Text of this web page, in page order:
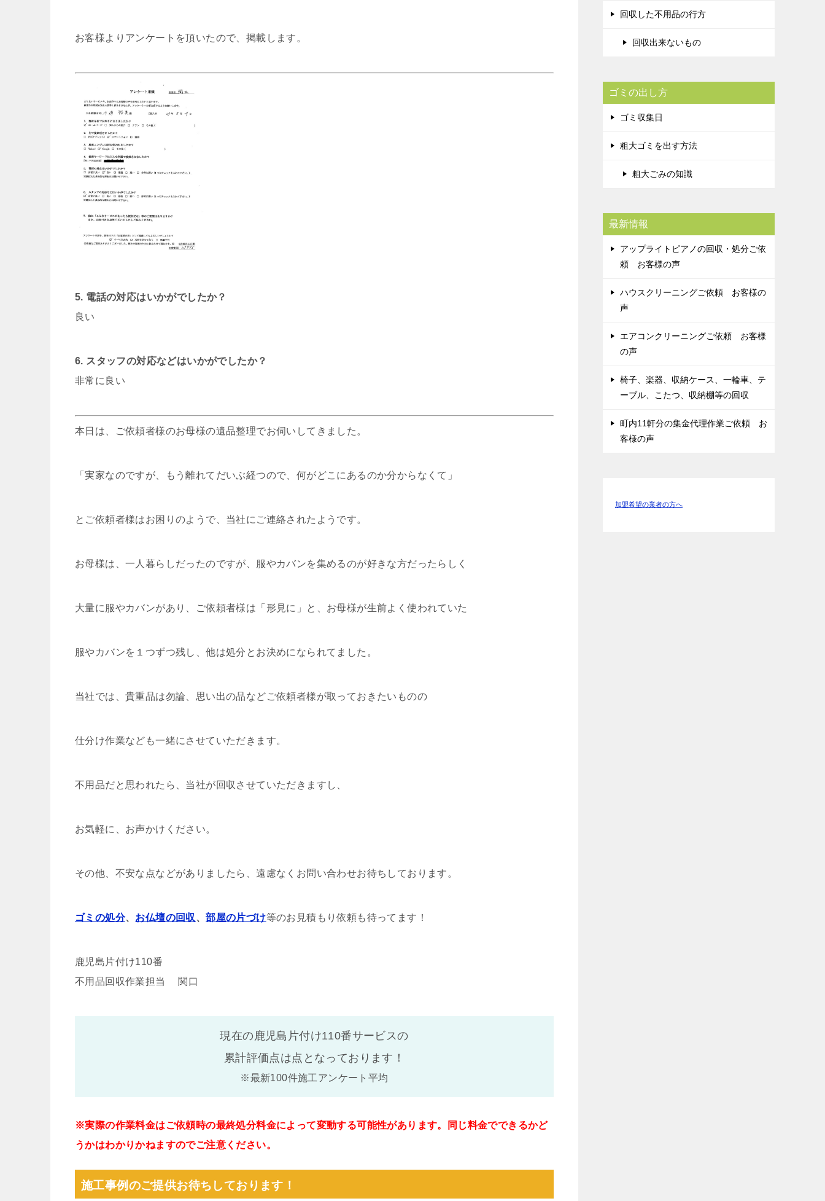
お客様よりアンケートを頂いたので、掲載します。
5. 電話の対応はいかがでしたか？
良い
6. スタッフの対応などはいかがでしたか？
非常に良い
本日は、ご依頼者様のお母様の遺品整理でお伺いしてきました。
「実家なのですが、もう離れてだいぶ経つので、何がどこにあるのか分からなくて」
とご依頼者様はお困りのようで、当社にご連絡されたようです。
お母様は、一人暮らしだったのですが、服やカバンを集めるのが好きな方だったらしく
大量に服やカバンがあり、ご依頼者様は「形見に」と、お母様が生前よく使われていた
服やカバンを１つずつ残し、他は処分とお決めになられてました。
当社では、貴重品は勿論、思い出の品などご依頼者様が取っておきたいものの
仕分け作業なども一緒にさせていただきます。
不用品だと思われたら、当社が回収させていただきますし、
お気軽に、お声かけください。
その他、不安な点などがありましたら、遠慮なくお問い合わせお待ちしております。
ゴミの処分、 お仏壇の回収、部屋の片づけ等のお見積もり依頼も待ってます！
鹿児島片付け110番
不用品回収作業担当 関口
現在の鹿児島片付け110番サービスの
累計評価点は点となっております！
※最新100件施工アンケート平均
※実際の作業料金はご依頼時の最終処分料金によって変動する可能性があります。同じ料金でできるかど
うかはわかりかねますのでご注意ください。
施工事例のご提供お待ちしております！
回収した不用品の行方
回収出来ないもの
ゴミの出し方
ゴミ収集日
粗大ゴミを出す方法
粗大ごみの知識
最新情報
アップライトピアノの回収・処分ご依
頼 お客様の声
ハウスクリーニングご依頼 お客様の
声
エアコンクリーニングご依頼 お客様
の声
椅子、楽器、収納ケース、一輪車、テ
ーブル、こたつ、収納棚等の回収
町内11軒分の集金代理作業ご依頼 お
客様の声
加盟希望の業者の方へ